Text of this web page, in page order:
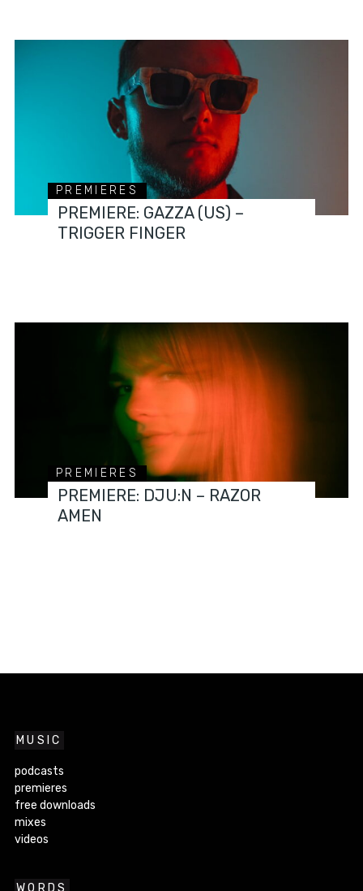
PREMIERES
PREMIERE: GAZZA (US) –
TRIGGER FINGER
PREMIERES
PREMIERE: DJU:N – RAZOR
AMEN
MUSIC
podcasts
premieres
free downloads
mixes
videos